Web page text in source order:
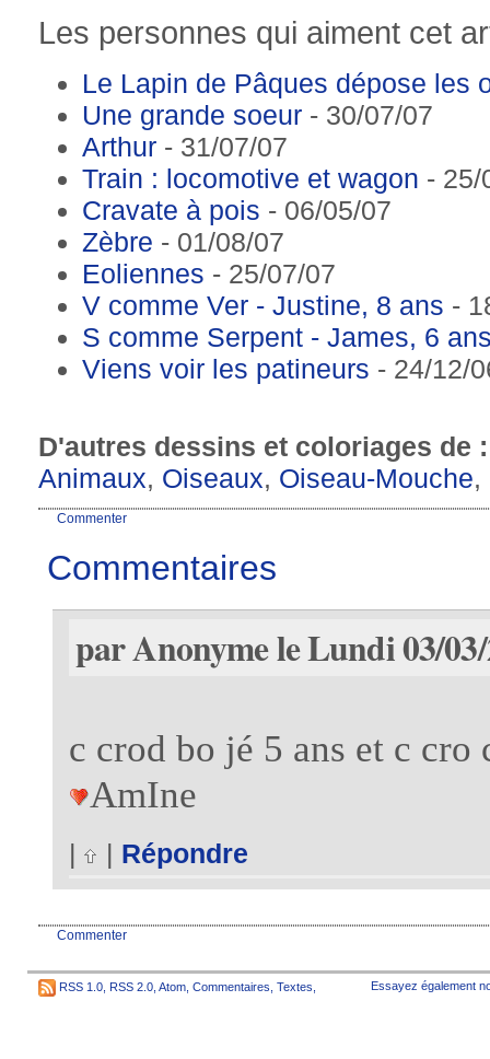
Les personnes qui aiment cet
Le Lapin de Pâques dépose les
Une grande soeur - 30/07/07
Arthur - 31/07/07
Train : locomotive et wagon - 25/
Cravate à pois - 06/05/07
Zèbre - 01/08/07
Eoliennes - 25/07/07
V comme Ver - Justine, 8 ans -
S comme Serpent - James, 6
Viens voir les patineurs - 24/12/
D'autres dessins et coloriages de
Animaux, Oiseaux, Oiseau-Mouche,
Commenter
Commentaires
par Anonyme le Lundi 03/
c crod bo jé 5 ans et c
AmIne
| | Répondre
Commenter
RSS 1.0 RSS 2.0 Atom Commentaires Textes Essayez également